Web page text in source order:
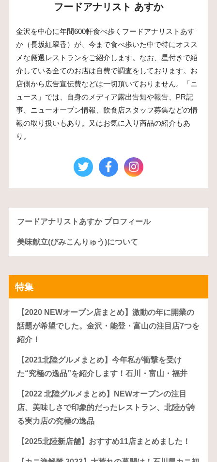
フードアナリスト あすか
金沢を中心に年間600軒食べ歩くフードアナリストあす
か（長坂紅翠香）が、今まで食べ歩いた中で特にオスス
メな厳選レストランをご紹介します。なお、星付きで紹
介している全てのお店は自費で調査をしております。お
店側から広告宣伝費などは一切頂いておりません。「ニ
ュース」では、自身のメディア露出告知や報告、PR記
事、ニューオープン情報、飲食店スタッフ募集などの情
報の取り扱いもあり。又はお気に入り商品の紹介もあ
り。
フードアナリストあすか プロフィール
美味献立(びみこんりゅう)について
特集
【2020 NEWオープン店まとめ】激動の年に開業の
話題が希望でした。金沢・能登・富山の注目店7つを
紹介！
【2021北陸グルメまとめ】今年私が衝撃を受け
た“究極の逸品”を紹介します！石川・富山・福井
【2022 北陸グルメまとめ】NEWオープンの注目
店、美味しさで印象的だったレストラン、北陸が誇
る実力店の究極の逸品
【2025北陸新店舗】おすすめ11店まとめました！